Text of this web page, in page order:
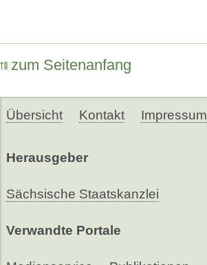
zum Seitenanfang
Übersicht Kontakt Impressum
Herausgeber
Sächsische Staatskanzlei
Verwandte Portale